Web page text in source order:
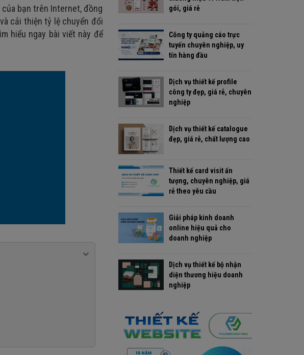
bạn trên Internet, đồng
cải thiện tỷ lệ chuyển đổi
hiểu ngay bài viết này để
gói, giá rẻ
Công ty quảng cáo trực
tuyến chuyên nghiệp, uy
tín hàng đầu
Dịch vụ thiết kế profile
công ty đẹp, giá rẻ, chuyên
nghiệp
Dịch vụ thiết kế catalogue
đẹp, giá rẻ, chất lượng cao
Thiết kế card visit ấn
tượng, chuyên nghiệp, giá
rẻ theo yêu cầu
Giải pháp kinh doanh
online hiệu quả cho
doanh nghiệp
Dịch vụ thiết kế bộ nhận
diện thương hiệu doanh
nghiệp